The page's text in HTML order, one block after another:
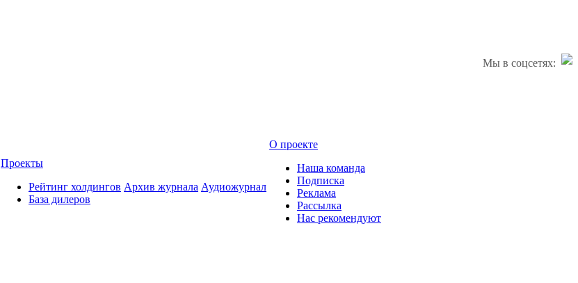
Мы в соцсетях:
Проекты
Рейтинг холдингов
База дилеров
Архив журнала Аудиожурнал
О проекте
Наша команда
Подписка
Реклама
Рассылка
Нас рекомендуют